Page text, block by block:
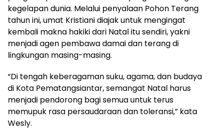
kegelapan dunia. Melalui penyalaan Pohon Terang
tahun ini, umat Kristiani diajak untuk mengingat
kembali makna hakiki dari Natal itu sendiri, yakni
menjadi agen pembawa damai dan terang di
lingkungan masing-masing.
“Di tengah keberagaman suku, agama, dan budaya
di Kota Pematangsiantar, semangat Natal harus
menjadi pendorong bagi semua untuk terus
memupuk rasa persaudaraan dan toleransi,” kata
Wesly.